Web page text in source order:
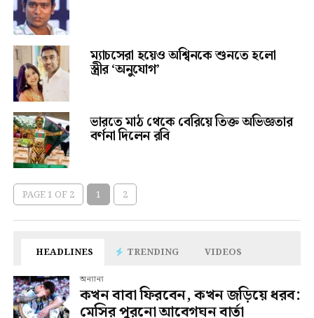
ম্যাচসেরা হয়েও অশ্বিনকে শুনতে হলো
স্ত্রীর ‘অনুযোগ’
ভারতে মাঠ থেকে বেরিয়ে তিক্ত অভিজ্ঞতার
বর্ণনা দিলেন রবি
PAGE 1 OF 2 1 2
HEADLINES TRENDING VIDEOS
অন্যান্য
কখন বাবা ফিরবেন, কখন জড়িয়ে ধরব:
মেসির পুরনো আবেগঘন বার্তা